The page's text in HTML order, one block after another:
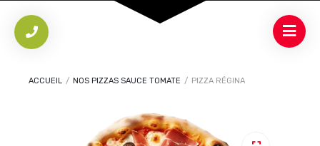
ACCUEIL / NOS PIZZAS SAUCE TOMATE / PIZZA RÉGINA